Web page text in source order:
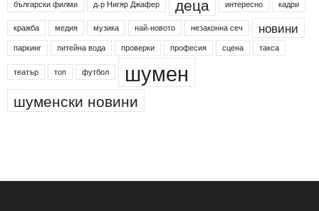
български филми
д-р Нигяр Джафер интересно кадри
кражба медия музика най-новото незаконна сеч новини
паркинг питейна вода проверки професия сцена такса
театър топ футбол шумен
шуменски новини